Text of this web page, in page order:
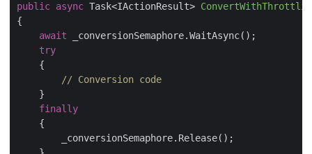
public async Task<IActionResult>
await
try
// Conversion code
finally